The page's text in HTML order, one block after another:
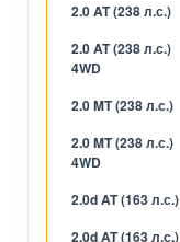
2.0 AT (238 л.с.)
2.0 AT (238 л.с.)
4WD
2.0 MT (238 л.с.)
2.0 MT (238 л.с.)
4WD
2.0d AT (163 л.с.)
2.0d AT (163 л.с.)